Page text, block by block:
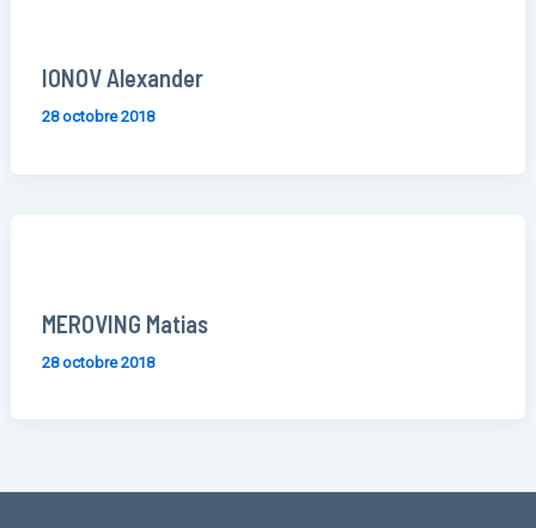
IONOV Alexander
28 octobre 2018
MEROVING Matias
28 octobre 2018